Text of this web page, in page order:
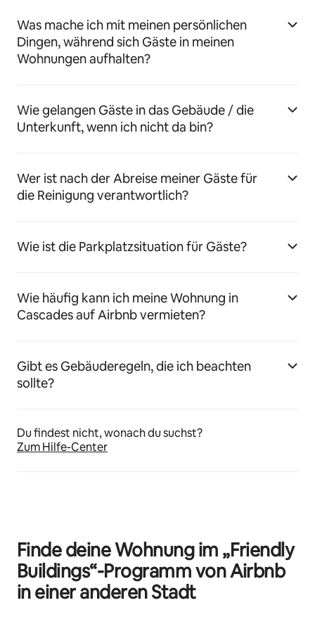
Was mache ich mit meinen persönlichen
Dingen, während sich Gäste in meinen
Wohnungen aufhalten?
Wie gelangen Gäste in das Gebäude / die
Unterkunft, wenn ich nicht da bin?
Wer ist nach der Abreise meiner Gäste für
die Reinigung verantwortlich?
Wie ist die Parkplatzsituation für Gäste?
Wie häufig kann ich meine Wohnung in
Cascades auf Airbnb vermieten?
Gibt es Gebäuderegeln, die ich beachten
sollte?
Du findest nicht, wonach du suchst?
Zum Hilfe-Center
Finde deine Wohnung im „Friendly
Buildings“-Programm von Airbnb
in einer anderen Stadt